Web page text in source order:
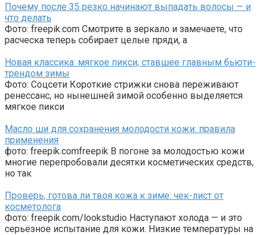
Почему после 35 резко начинают выпадать волосы — и
что делать
Фото: freepik.com Смотрите в зеркало и замечаете, что
расческа теперь собирает целые пряди, а
Новая классика: мягкое пикси, ставшее главным бьюти-
трендом зимы
Фото: Соцсети Короткие стрижки снова переживают
ренессанс, но нынешней зимой особенно выделяется
мягкое пикси
Масло ши для сохранения молодости кожи: правила
применения
фото: freepik.comfreepik В погоне за молодостью кожи
многие перепробовали десятки косметических средств,
но так
Проверь, готова ли твоя кожа к зиме: чек-лист от
косметолога
Фото: freepik.com/lookstudio Наступают холода — и это
серьезное испытание для кожи. Низкие температуры на